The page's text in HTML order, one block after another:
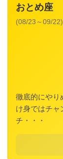
おとめ座
(08/23～09/22)
徹底的にやり
け身ではチャ
チ・・・